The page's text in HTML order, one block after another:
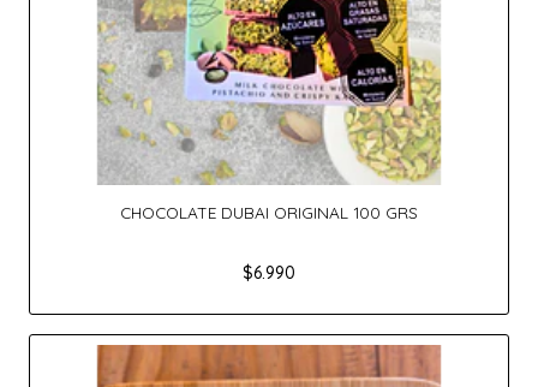
CHOCOLATE DUBAI ORIGINAL 100 GRS
$6.990